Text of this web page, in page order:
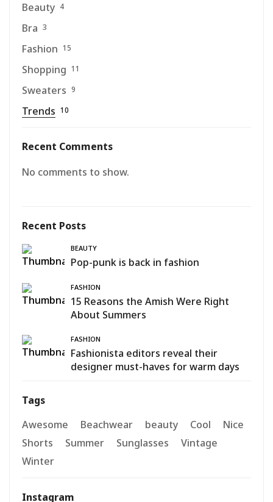
Beauty 4
Bra 3
Fashion 15
Shopping 11
Sweaters 9
Trends 10
Recent Comments
No comments to show.
Recent Posts
BEAUTY
Pop-punk is back in fashion
FASHION
15 Reasons the Amish Were Right
About Summers
FASHION
Fashionista editors reveal their
designer must-haves for warm days
Tags
Awesome
Beachwear beauty Cool
Nice
Shorts
Summer Sunglasses
Vintage
Winter
Instagram